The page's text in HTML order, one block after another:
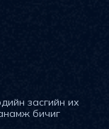
засгийн их
бичиг